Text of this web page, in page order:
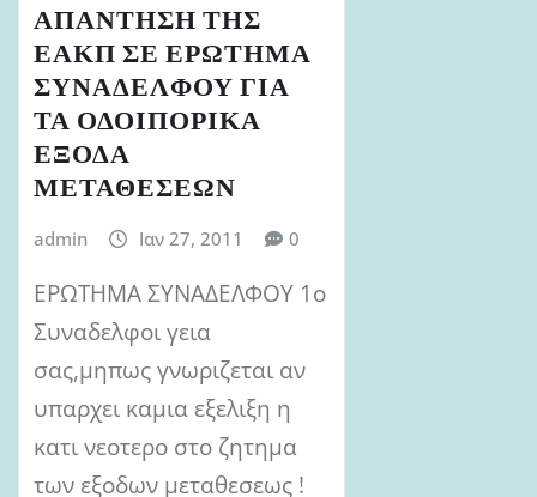
ΑΠΑΝΤΗΣΗ ΤΗΣ
ΕΑΚΠ ΣΕ ΕΡΩΤΗΜΑ
ΣΥΝΑΔΕΛΦΟΥ ΓΙΑ
ΤΑ ΟΔΟΙΠΟΡΙΚΑ
ΕΞΟΔΑ
ΜΕΤΑΘΕΣΕΩΝ
admin Ιαν 27, 2011 0
ΕΡΩΤΗΜΑ ΣΥΝΑΔΕΛΦΟΥ 1ο
Συναδελφοι γεια
σας,μηπως γνωριζεται αν
υπαρχει καμια εξελιξη η
κατι νεοτερο στο ζητημα
των εξοδων μεταθεσεως !